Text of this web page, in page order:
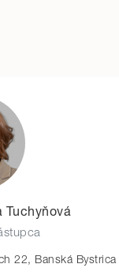
Tuchyňová
22, Banská Bystrica